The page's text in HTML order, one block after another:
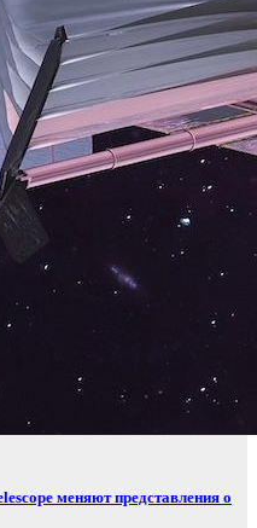
меняют представления о